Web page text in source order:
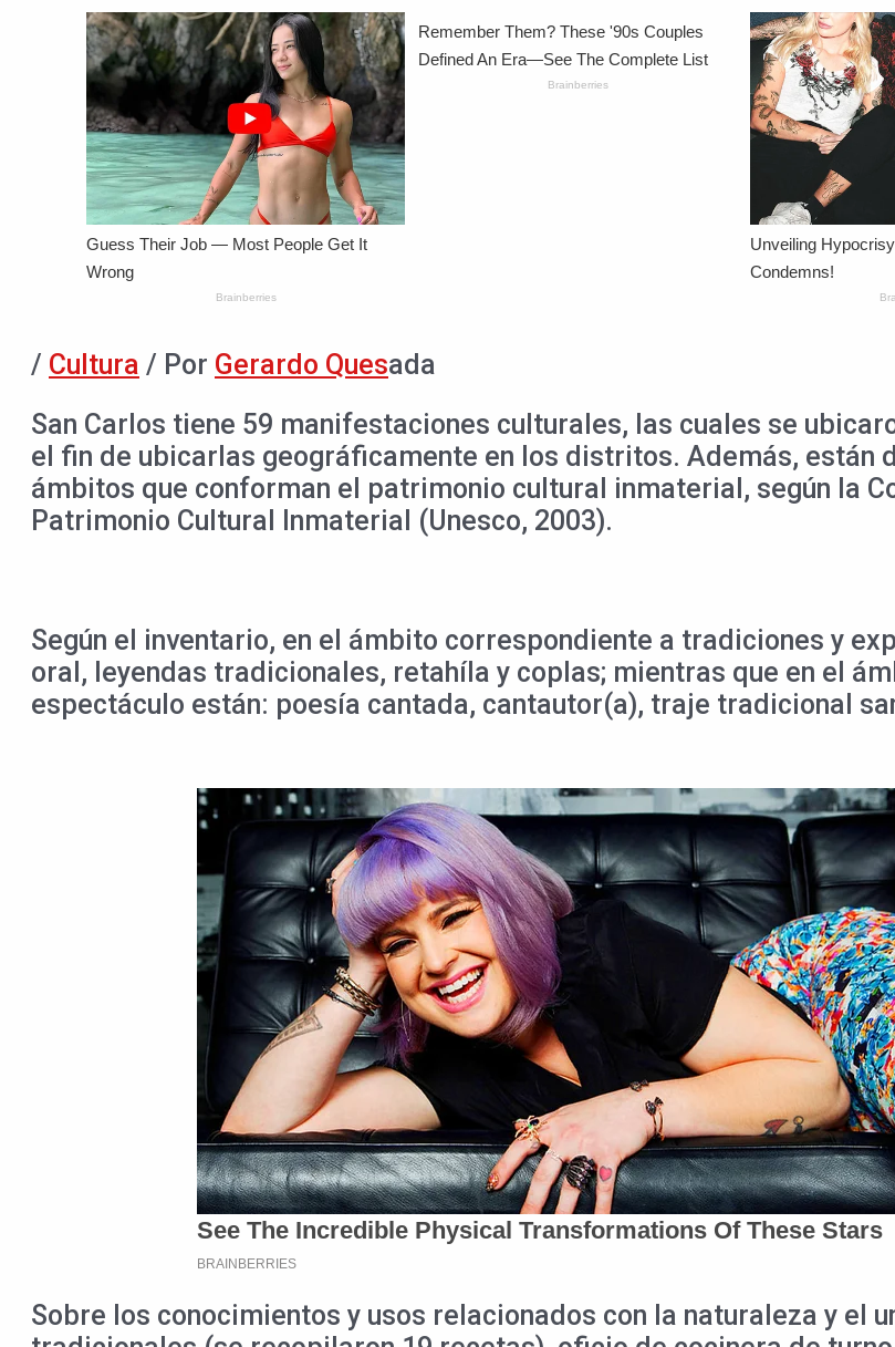
/ Cultura / Por Gerardo Quesada
San Carlos tiene 59 manifestaciones culturales, las cuales se
el fin de ubicarlas geográficamente en los distritos. Además, están
ámbitos que conforman el patrimonio cultural inmaterial, según la
Patrimonio Cultural Inmaterial (Unesco, 2003).
Según el inventario, en el ámbito correspondiente a tradiciones y
oral, leyendas tradicionales, retahíla y coplas; mientras que en el
espectáculo están: poesía cantada, cantautor(a), traje tradicional
Sobre los conocimientos y usos relacionados con la naturaleza y el